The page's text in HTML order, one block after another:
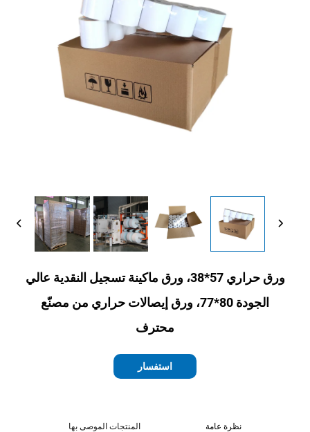
ورق حراري 57*38، ورق ماكينة تسجيل النقدية عالي
الجودة 80*77، ورق إيصالات حراري من مصنّع
محترف
استفسار
نظرة عامة المنتجات الموصى بها